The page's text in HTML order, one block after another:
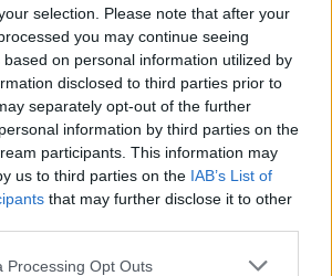
selection. Please note that after your
you may continue seeing
on personal information utilized by
disclosed to third parties prior to
separately opt-out of the further
information by third parties on the
participants. This information may
us to third parties on the IAB’s List of
that may further disclose it to other
Processing Opt Outs
Concert/Live